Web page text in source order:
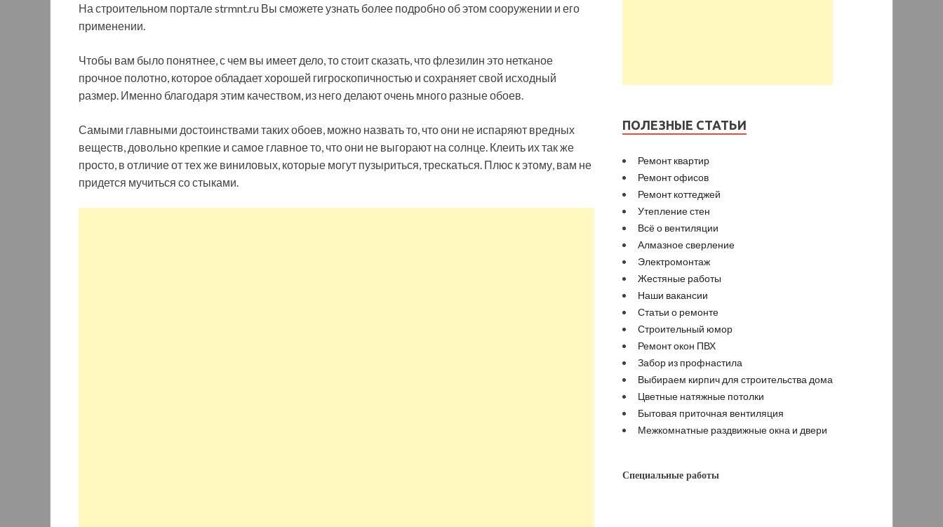
На строительном портале strmnt.ru Вы сможете узнать более подробно об этом сооружении и его
применении.
Чтобы вам было понятнее, с чем вы имеет дело, то стоит сказать, что флезилин это нетканое
прочное полотно, которое обладает хорошей гигроскопичностью и сохраняет свой исходный
размер. Именно благодаря этим качеством, из него делают очень много разные обоев.
Самыми главными достоинствами таких обоев, можно назвать то, что они не испаряют вредных
веществ, довольно крепкие и самое главное то, что они не выгорают на солнце. Клеить их так же
просто, в отличие от тех же виниловых, которые могут пузыриться, трескаться. Плюс к этому, вам не
придется мучиться со стыками.
ПОЛЕЗНЫЕ СТАТЬИ
Ремонт квартир
Ремонт офисов
Ремонт коттеджей
Утепление стен
Всё о вентиляции
Алмазное сверление
Электромонтаж
Жестяные работы
Наши вакансии
Статьи о ремонте
Строительный юмор
Ремонт окон ПВХ
Забор из профнастила
Выбираем кирпич для строительства дома
Цветные натяжные потолки
Бытовая приточная вентиляция
Межкомнатные раздвижные окна и двери
Специальные работы